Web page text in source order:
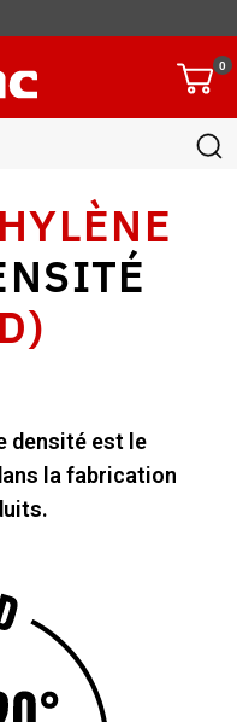
densité est le
la fabrication
0